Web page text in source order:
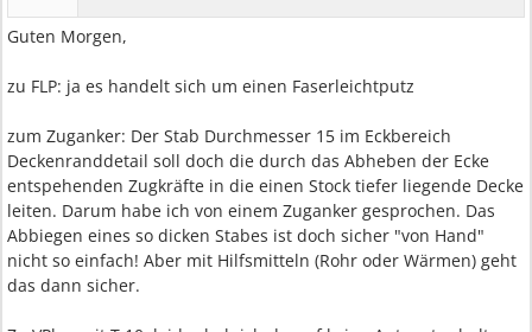
Guten Morgen,
zu FLP: ja es handelt sich um einen Faserleichtputz
zum Zuganker: Der Stab Durchmesser 15 im Eckbereich
Deckenranddetail soll doch die durch das Abheben der Ecke
entspehenden Zugkräfte in die einen Stock tiefer liegende Decke
leiten. Darum habe ich von einem Zuganker gesprochen. Das
Abbiegen eines so dicken Stabes ist doch sicher "von Hand"
nicht so einfach! Aber mit Hilfsmitteln (Rohr oder Wärmen) geht
das dann sicher.